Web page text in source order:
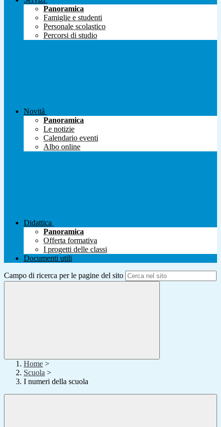
Panoramica
Famiglie e studenti
Personale scolastico
Percorsi di studio
Novità
Panoramica
Le notizie
Calendario eventi
Albo online
Didattica
Panoramica
Offerta formativa
I progetti delle classi
Documenti utili
Campo di ricerca per le pagine del sito
Home >
Scuola >
I numeri della scuola